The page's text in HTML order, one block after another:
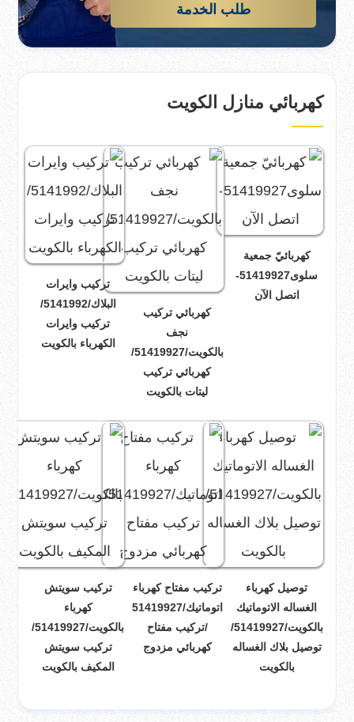
طلب الخدمة
كهربائي منازل الكويت
كهربائيّ جمعية
سلوى51419927-
اتصل الآن
كهربائي تركيب
نجف
بالكويت/51419927/
كهربائي تركيب
ليتات بالكويت
تركيب وايرات
البلاك/5141992/
تركيب وايرات
الكهرباء بالكويت
توصيل كهرباء
الغساله الاتوماتيك
بالكويت/51419927/
توصيل بلاك الغساله
بالكويت
تركيب مفتاح كهرباء
اتوماتيك/51419927
/تركيب مفتاح
كهربائي مزدوج
تركيب سويتش
كهرباء
بالكويت/51419927/
تركيب سويتش
المكيف بالكويت